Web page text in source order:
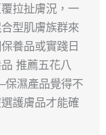
拉扯膚況，一
型肌膚族群來
養品或實踐日
推薦五花八
保濕產品覺得不
護膚品才能確